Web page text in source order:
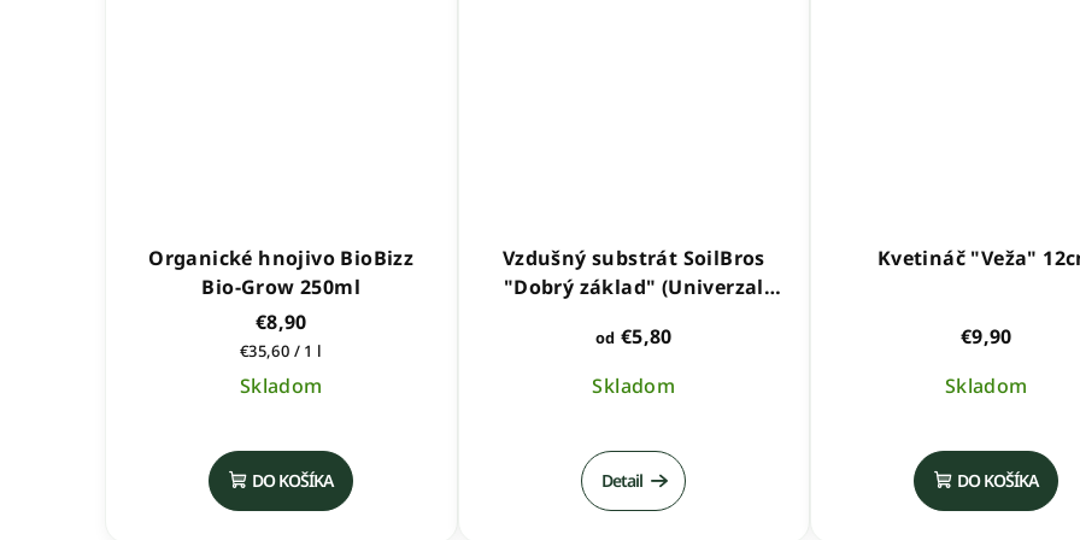
Organické hnojivo BioBizz
Bio-Grow 250ml
€8,90
Jednotková
cena:
€35,60 / 1 l
Skladom
hodnotenie
produktu
je
DO KOŠÍKA
Vzdušný substrát SoilBros
"Dobrý základ" (Univerzal
od €5,80
Skladom
hodnotenie
produktu
je
Detail
Kvetináč "Veža"
€9,90
Skladom
DO KOŠÍKA